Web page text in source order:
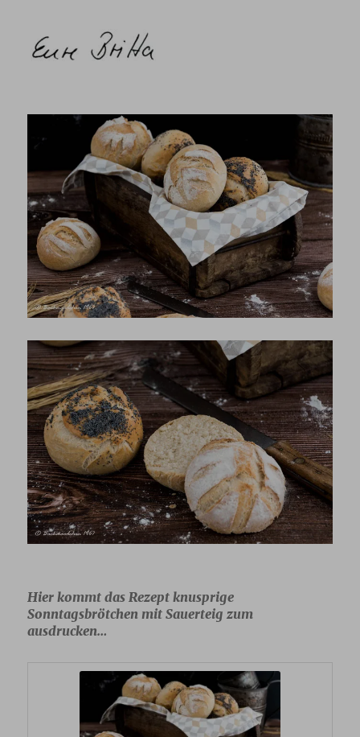
Hier kommt das Rezept knusprige
Sonntagsbrötchen mit Sauerteig zum
ausdrucken…